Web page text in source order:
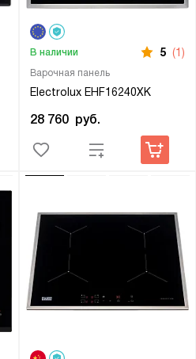
Варочная панель
Electrolux EHF16240XK
В наличии 5 (1)
28 760 руб.